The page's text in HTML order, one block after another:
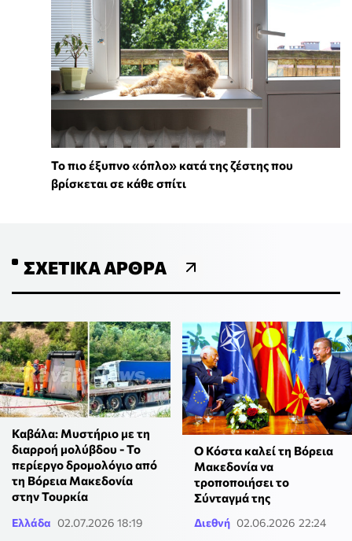
To πιο έξυπνο «όπλο» κατά της ζέστης που
βρίσκεται σε κάθε σπίτι
ΣΧΕΤΙΚΆ ΆΡΘΡΑ
Καβάλα: Μυστήριο με τη
διαρροή μολύβδου - Το
περίεργο δρομολόγιο από
τη Βόρεια Μακεδονία
στην Τουρκία
Ελλάδα 02.07.2026 18:19
Ο Κόστα καλεί τη Βόρεια
Μακεδονία να
τροποποιήσει το
Σύνταγμά της
Διεθνή 02.06.2026 22:24